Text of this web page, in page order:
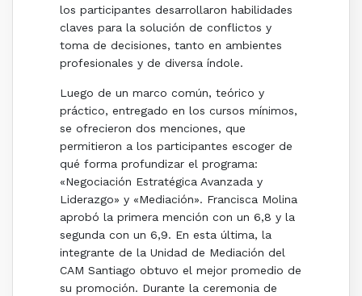
los participantes desarrollaron habilidades
claves para la solución de conflictos y
toma de decisiones, tanto en ambientes
profesionales y de diversa índole.
Luego de un marco común, teórico y
práctico, entregado en los cursos mínimos,
se ofrecieron dos menciones, que
permitieron a los participantes escoger de
qué forma profundizar el programa:
«Negociación Estratégica Avanzada y
Liderazgo» y «Mediación». Francisca Molina
aprobó la primera mención con un 6,8 y la
segunda con un 6,9. En esta última, la
integrante de la Unidad de Mediación del
CAM Santiago obtuvo el mejor promedio de
su promoción. Durante la ceremonia de